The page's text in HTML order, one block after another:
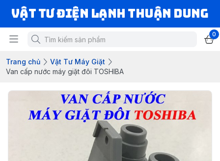
VẬT TƯ ĐIỆN LẠNH THUẬN DUNG
0
Trang chủ
Vật Tư Máy Giặt
Van cấp nước máy giặt đôi TOSHIBA